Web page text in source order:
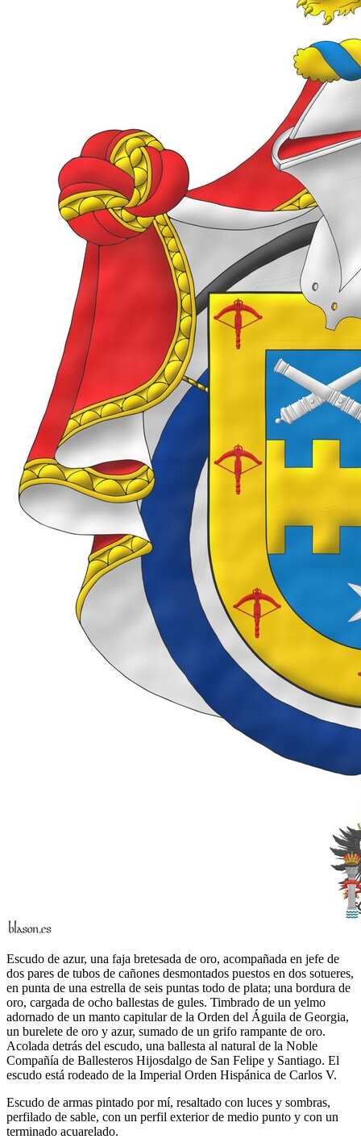
Escudo de azur, una faja bretesada de oro, acompañada en jefe de
dos pares de tubos de cañones desmontados puestos en dos sotueres,
en punta de una estrella de seis puntas todo de plata; una bordura de
oro, cargada de ocho ballestas de gules. Timbrado de un yelmo
adornado de un manto capitular de la Orden del Águila de Georgia,
un burelete de oro y azur, sumado de un grifo rampante de oro.
Acolada detrás del escudo, una ballesta al natural de la Noble
Compañía de Ballesteros Hijosdalgo de San Felipe y Santiago. El
escudo está rodeado de la Imperial Orden Hispánica de Carlos V.
Escudo de armas pintado por mí, resaltado con luces y sombras,
perfilado de sable, con un perfil exterior de medio punto y con un
terminado acuarelado.